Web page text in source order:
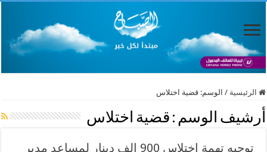
الرئيسية / الوسم:قضية اختلاس
أرشيف الوسم : قضية اختلاس
توجيه تهمة اختلاس 900 الف دينار لمساعد مدير